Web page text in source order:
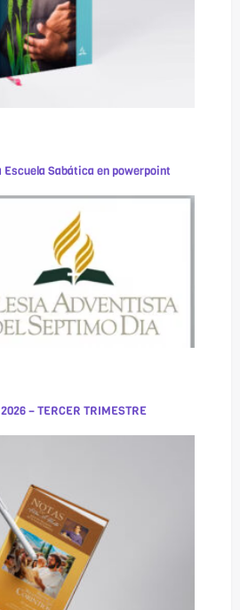
Sabática en powerpoint
– TERCER TRIMESTRE